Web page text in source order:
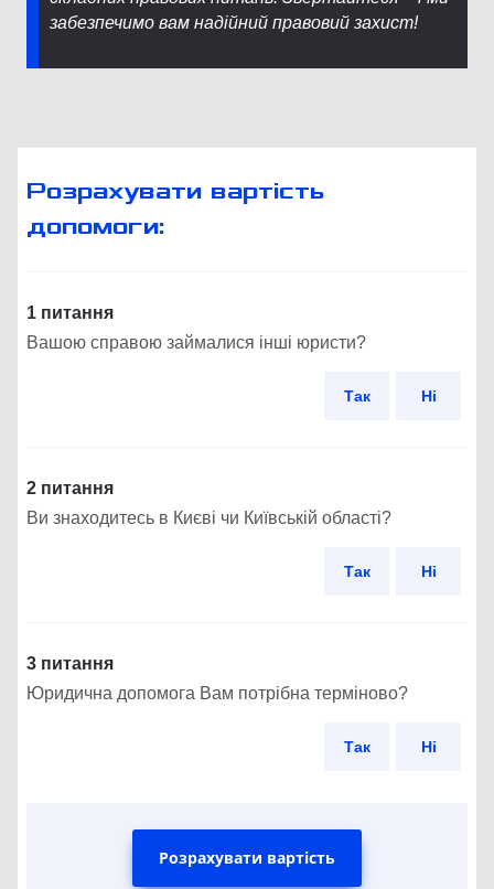
забезпечимо вам надійний правовий захист!
Розрахувати вартість
допомоги:
1 питання
Вашою справою займалися інші юристи?
Так Ні
2 питання
Ви знаходитесь в Києві чи Київській області?
Так Ні
3 питання
Юридична допомога Вам потрібна терміново?
Так Ні
Розрахувати вартість